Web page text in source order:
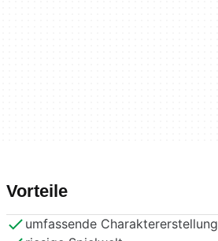
Vorteile
umfassende Charaktererstellung